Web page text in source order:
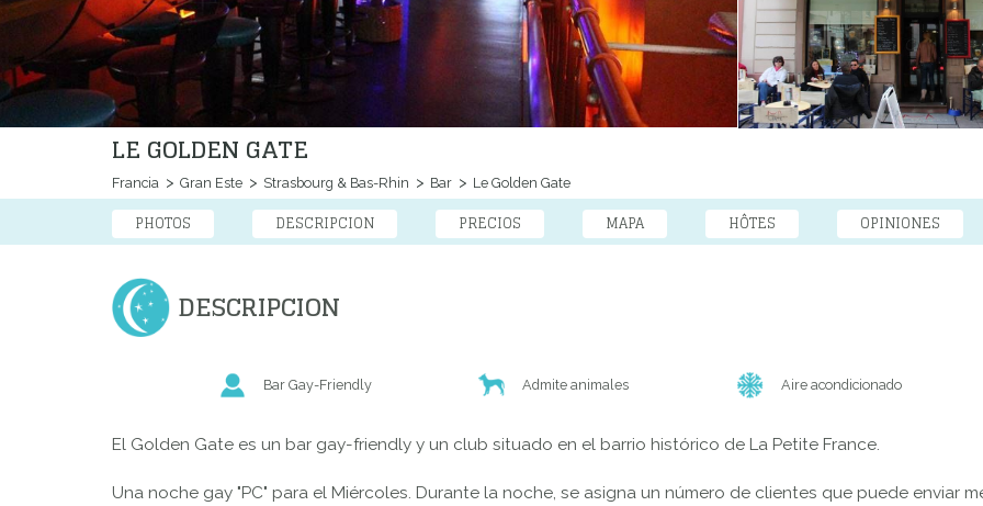
LE GOLDEN GATE
Francia Gran Este Strasbourg & Bas-Rhin Bar Le Golden Gate
PHOTOS DESCRIPCION PRECIOS MAPA HÔTES OPINIONES
DESCRIPCION
Bar Gay-Friendly Admite animales Aire acondicionado
El Golden Gate es un bar gay-friendly y un club situado en el barrio histórico de La Petite France.
Una noche gay "PC" para el Miércoles. Durante la noche, se asigna un número de clientes que puede enviar